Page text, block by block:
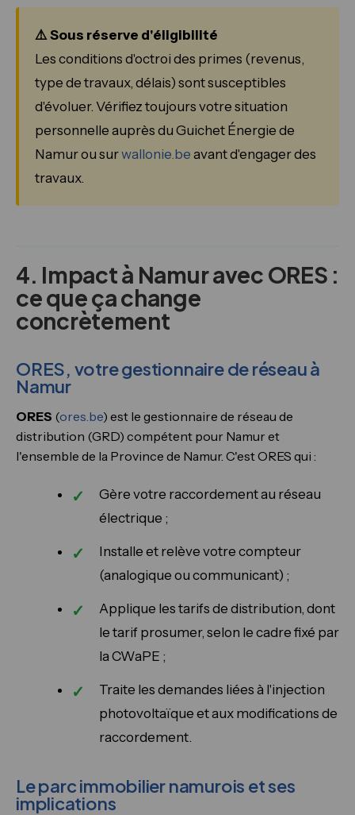
⚠️ Sous réserve d'éligibilité
Les conditions d'octroi des primes (revenus,
type de travaux, délais) sont susceptibles
d'évoluer. Vérifiez toujours votre situation
personnelle auprès du Guichet Énergie de
Namur ou surwallonie.be avant d'engager des
travaux.
4. Impact à Namur avec ORES :
ce que ça change
concrètement
ORES, votre gestionnaire de réseau à
Namur
ORES (ores.be) est le gestionnaire de réseau de
distribution (GRD) compétent pour Namur et
l'ensemble de la Province de Namur. C'est ORES qui :
Gère votre raccordement au réseau
électrique ;
Installe et relève votre compteur
(analogique ou communicant) ;
Applique les tarifs de distribution, dont
le tarif prosumer, selon le cadre fixé par
la CWaPE ;
Traite les demandes liées à l'injection
photovoltaïque et aux modifications de
raccordement.
Le parc immobilier namurois et ses
implications